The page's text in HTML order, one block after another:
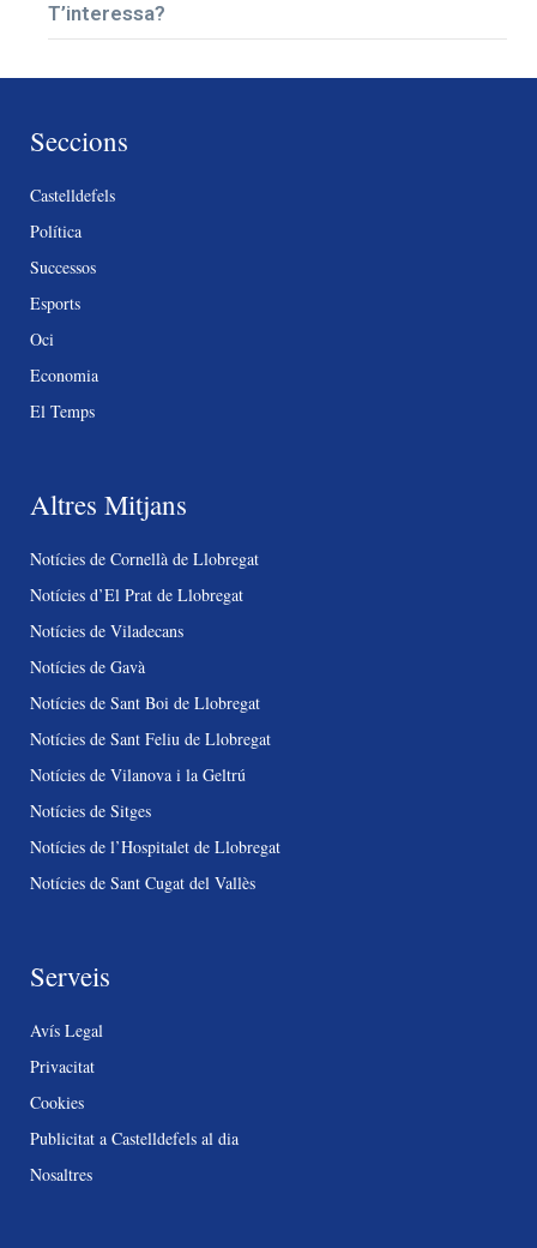
T’interessa?
Seccions
Castelldefels
Política
Successos
Esports
Oci
Economia
El Temps
Altres Mitjans
Notícies de Cornellà de Llobregat
Notícies d’El Prat de Llobregat
Notícies de Viladecans
Notícies de Gavà
Notícies de Sant Boi de Llobregat
Notícies de Sant Feliu de Llobregat
Notícies de Vilanova i la Geltrú
Notícies de Sitges
Notícies de l’Hospitalet de Llobregat
Notícies de Sant Cugat del Vallès
Serveis
Avís Legal
Privacitat
Cookies
Publicitat a Castelldefels al dia
Nosaltres